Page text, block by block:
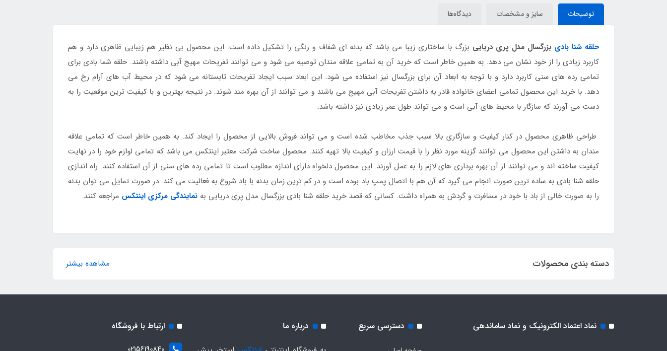
توضیحات سایز و مشخصات دیدگاه‌ها
حلقه شنا بادی بزرگسال مدل پری دریایی بزرگ با ساختاری زیبا می باشد که بدنه ای شفاف و رنگی را تشکیل داده است. این محصول بی نظیر هم زیبایی ظاهری دارد و هم
کاربرد زیادی را از خود نشان می دهد. به همین خاطر است که خرید آن به تمامی علاقه مندان توصیه می شود و می توانند تفریحات مهیج آبی داشته باشند. حلقه شما بادی برای
تمامی رده های سنی کاربرد دارد و با توجه به ابعاد آن برای بزرگسال نیز استفاده می شود. این ابعاد سبب ایجاد تفریحات تابستانه می شود که در محیط آب های آرام رخ می
دهد. با خرید این محصول تمامی اعضای خانواده قادر به داشتن تفریحات آبی مهیج می باشند و می توانند از آن بهره مند شوند. در نتیجه بهترین و با کیفیت ترین موقعیت را به
دست می آورند که سازگار با محیط های آبی است و می تواند طول عمر زیادی نیز داشته باشد.
طراحی ظاهری محصول در کنار کیفیت و سازگاری بالا سبب جذب مخاطب شده است و می تواند فروش بالایی از محصول را ایجاد کند. به همین خاطر است که تمامی علاقه
مندان به داشتن این محصول می توانند گزینه مورد نظر را با قیمت ارزان و کیفیت بالا تهیه کنند. محصول ساخت شرکت معتبر اینتکس می باشد که تمامی لوازم خود را در نهایت
کیفیت ساخته اند و می توانند از آن بهره برداری های لازم را به عمل آورند. این محصول دلخواه دارای اندازه مطلوب است تا تمامی رده های سنی از آن استفاده کنند. راه اندازی
حلقه شنا بادی به ساده ترین صورت انجام می گیرد که آن هم با اتصال پمپ باد بوده است و در کم ترین زمان بدنه با باد شروع به فعالیت می کند. در صورت تمایل می توان بدنه
را به صورت خالی از باد با خود در مسافرت و گردش به همراه داشت. کسانی که قصد خرید حلقه شنا بادی بزرگسال مدل پری دریایی به نمایندگی مرکزی اینتکس مراجعه کنند.
دسته بندی محصولات مشاهده بیشتر
نماد اعتماد الکترونیک و نماد ساماندهی دسترسی سریع درباره ما ارتباط با فروشگاه